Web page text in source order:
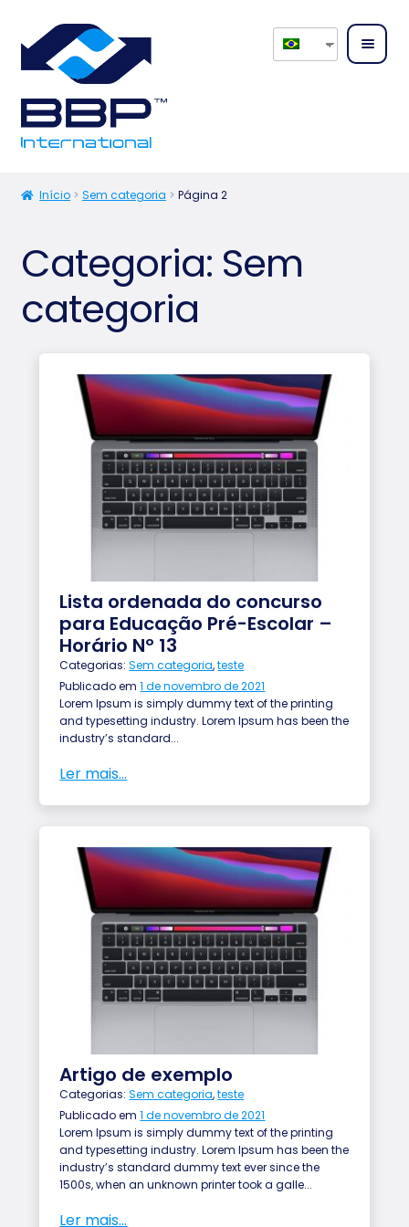
Início Sem categoria Página 2
Categoria: Sem
categoria
Lista ordenada do concurso
para Educação Pré-Escolar –
Horário Nº 13
Categorias:Sem categoria,teste
Publicado em1 de novembro de 2021
Lorem Ipsum is simply dummy text of the printing
and typesetting industry. Lorem Ipsum has been the
industry’s standard...
Ler mais...
Artigo de exemplo
Categorias:Sem categoria,teste
Publicado em1 de novembro de 2021
Lorem Ipsum is simply dummy text of the printing
and typesetting industry. Lorem Ipsum has been the
industry’s standard dummy text ever since the
1500s, when an unknown printer took a galle...
Ler mais...